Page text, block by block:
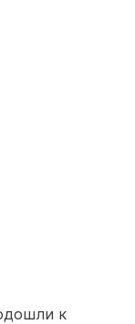
к